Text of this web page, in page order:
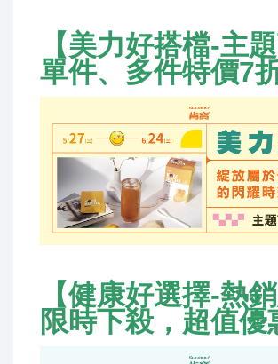
【美力好搭檔-主
單件、多件特價7
【健康好選擇-熱
限時下殺，超值優